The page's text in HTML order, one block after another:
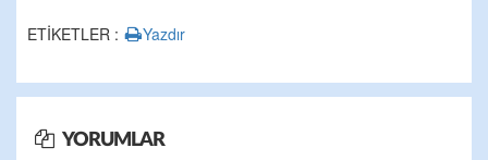
ETİKETLER : Yazdır
YORUMLAR